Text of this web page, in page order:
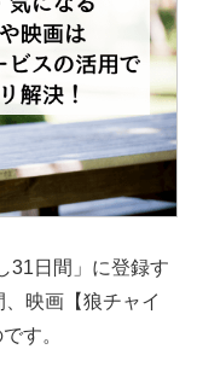
31日間」に登録す
映画【狼チャイ
す。